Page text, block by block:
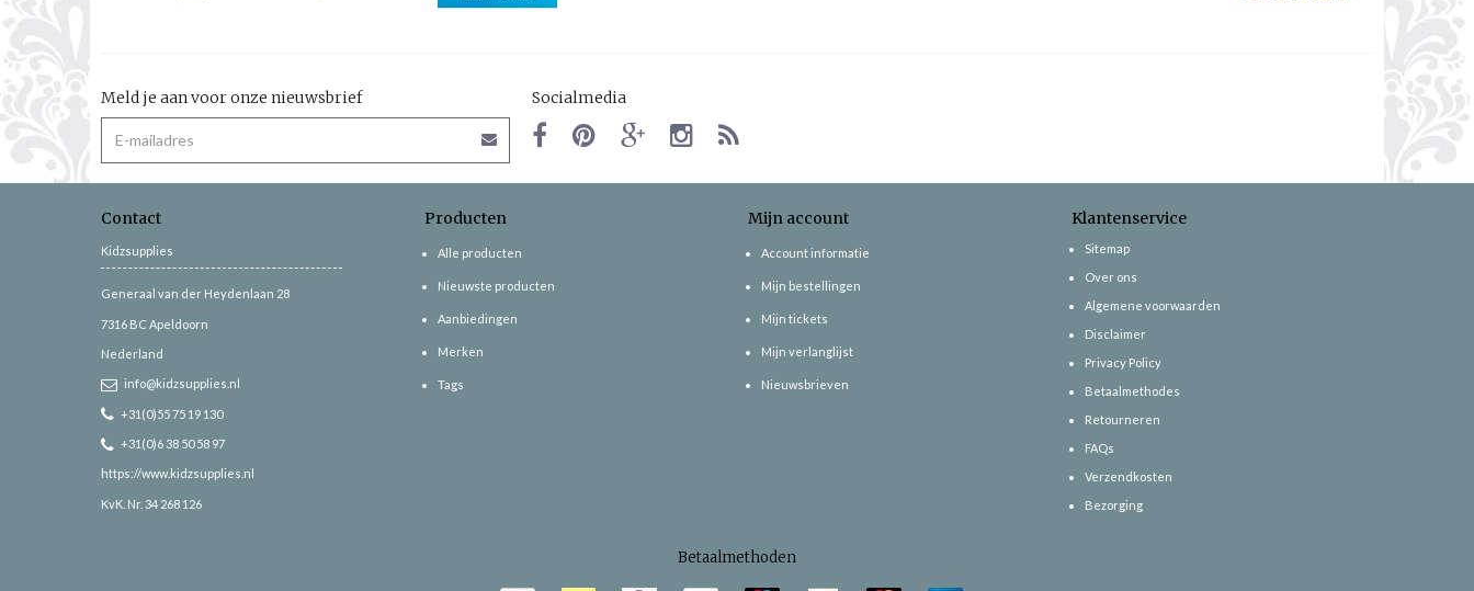
Meld je aan voor onze nieuwsbrief Socialmedia
Contact
Kidzsupplies
Generaal van der Heydenlaan 28
7316 BC Apeldoorn
Nederland
info@kidzsupplies.nl
+31(0)55 75 19 130
+31(0)6 38 50 58 97
https://www.kidzsupplies.nl
KvK. Nr. 34 268 126
Producten
Alle producten
Nieuwste producten
Aanbiedingen
Merken
Tags
Mijn account
Account informatie
Mijn bestellingen
Mijn tickets
Mijn verlanglijst
Nieuwsbrieven
Klantenservice
Sitemap
Over ons
Algemene voorwaarden
Disclaimer
Privacy Policy
Betaalmethodes
Retourneren
FAQs
Verzendkosten
Bezorging
Betaalmethoden